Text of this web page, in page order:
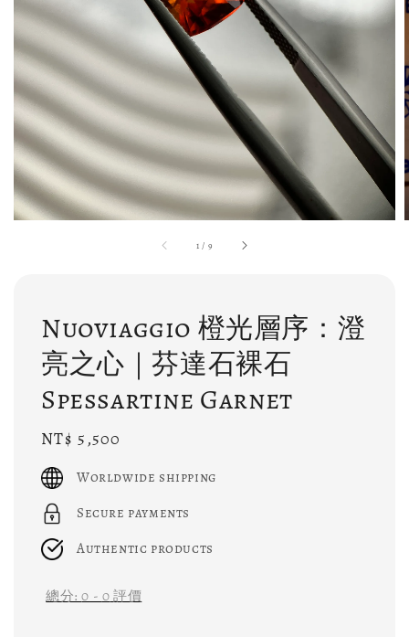
1 / 9
Nuoviaggio 橙光層序：澄
亮之心｜芬達石裸石
Spessartine Garnet
Regular
price
NT$ 5,500
Worldwide shipping
Secure payments
Authentic products
總分:0 - 0 評價